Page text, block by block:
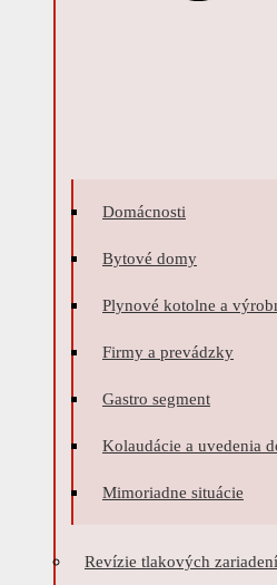
Domácnosti
Bytové domy
Plynové kotolne a
Firmy a prevádzky
Gastro segment
Kolaudácie a uvedenia
Mimoriadne situácie
Revízie tlakových zariadení